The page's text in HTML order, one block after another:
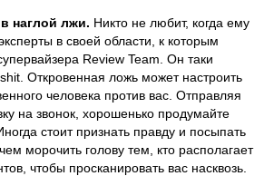
наглой лжи. Никто не любит, когда ему
в своей области, к которым
Review Team. Он таки
Откровенная ложь может настроить
человека против вас. Отправляя
на звонок, хорошенько продумайте
стоит признать правду и посыпать
морочить голову тем, кто располагает
чтобы просканировать вас насквозь.